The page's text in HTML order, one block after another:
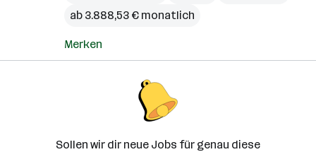
ab 3.888,53 € monatlich
Merken
Sollen wir dir neue Jobs für genau diese